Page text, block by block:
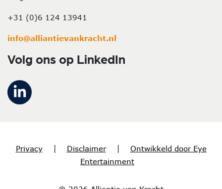
+31 (0)6 124 13941
info@alliantievankracht.nl
Volg ons op LinkedIn
Privacy Disclaimer
Ontwikkeld door Eye
Entertainment